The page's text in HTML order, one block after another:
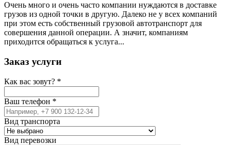
Очень много и очень часто компании нуждаются в доставке
грузов из одной точки в другую. Далеко не у всех компаний
при этом есть собственный грузовой автотранспорт для
совершения данной операции. А значит, компаниям
приходится обращаться к услуга...
Заказ услуги
Как вас зовут? *
Ваш телефон *
Вид транспорта
Вид перевозки